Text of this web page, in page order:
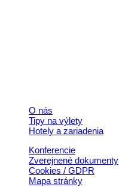
O nás
Tipy na výlety
Hotely a zariadenia
Konferencie
Zverejnené dokumenty
Cookies / GDPR
Mapa stránky